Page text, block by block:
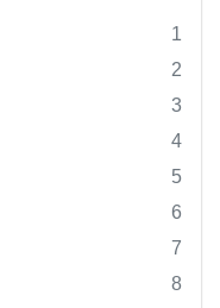
1
2
3
4
5
6
7
8